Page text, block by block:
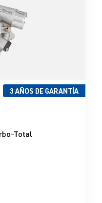
3 AÑOS DE GARANTÍA
5 estrellas
Total